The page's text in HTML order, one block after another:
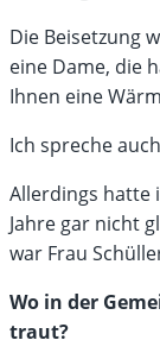
Die Beisetzung
eine Dame, die
Ihnen eine
Ich spreche
Allerdings hatte
Jahre gar nicht
war Frau
Wo in der
traut?